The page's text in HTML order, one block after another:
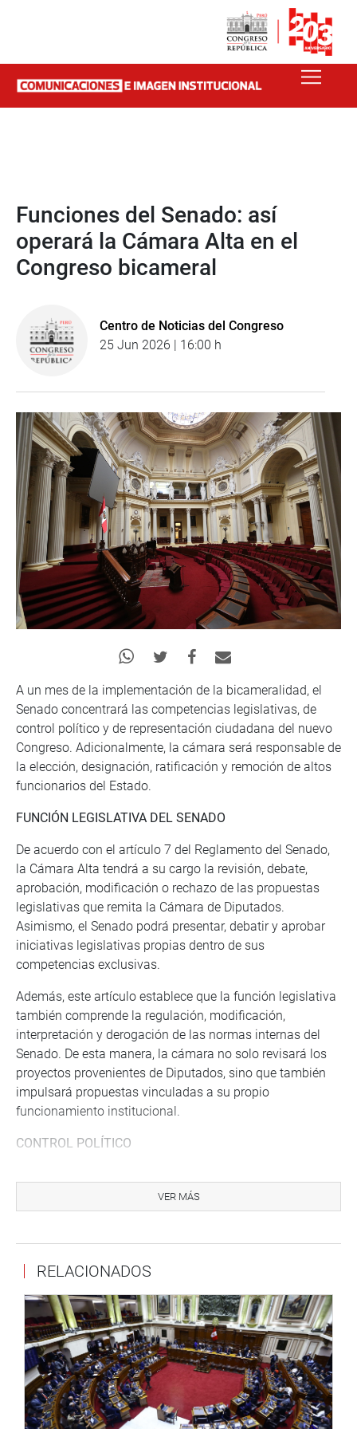
Funciones del Senado: así
operará la Cámara Alta en el
Congreso bicameral
Centro de Noticias del Congreso
25 Jun 2026 | 16:00 h
A un mes de la implementación de la bicameralidad, el
Senado concentrará las competencias legislativas, de
control político y de representación ciudadana del nuevo
Congreso. Adicionalmente, la cámara será responsable de
la elección, designación, ratificación y remoción de altos
funcionarios del Estado.
FUNCIÓN LEGISLATIVA DEL SENADO
De acuerdo con el artículo 7 del Reglamento del Senado,
la Cámara Alta tendrá a su cargo la revisión, debate,
aprobación, modificación o rechazo de las propuestas
legislativas que remita la Cámara de Diputados.
Asimismo, el Senado podrá presentar, debatir y aprobar
iniciativas legislativas propias dentro de sus
competencias exclusivas.
Además, este artículo establece que la función legislativa
también comprende la regulación, modificación,
interpretación y derogación de las normas internas del
Senado. De esta manera, la cámara no solo revisará los
proyectos provenientes de Diputados, sino que también
impulsará propuestas vinculadas a su propio
funcionamiento institucional.
CONTROL POLÍTICO
político sobre los actos del Poder Ejecutivo y de la
Administración Pública, conforme a la Constitución
ministros para que informen sobre asuntos de interés
Gabinete por iniciativa propia.
Del mismo modo, el Senado supervisará actos
normativos del Ejecutivo, como decretos de urgencia,
decretos legislativos, tratados internacionales ejecutivos
y decretos emitidos durante regímenes de excepción.
Asimismo, la Cámara Alta asumirá la etapa de debate,
VER MÁS
RELACIONADOS